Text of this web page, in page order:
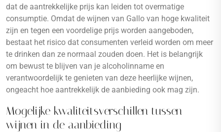
dat de aantrekkelijke prijs kan leiden tot overmatige
consumptie. Omdat de wijnen van Gallo van hoge kwaliteit
zijn en tegen een voordelige prijs worden aangeboden,
bestaat het risico dat consumenten verleid worden om meer
te drinken dan ze normaal zouden doen. Het is belangrijk
om bewust te blijven van je alcoholinname en
verantwoordelijk te genieten van deze heerlijke wijnen,
ongeacht hoe aantrekkelijk de aanbieding ook mag zijn.
Mogelijke kwaliteitsverschillen tussen
wijnen in de aanbieding